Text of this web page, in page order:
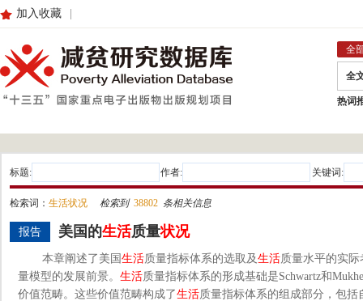
加入收藏
全
全
热词
标题: 作者: 关键词:
检索词： 生活状况 检索到 38802 条相关信息
报告 美国的生活质量状况
本章阐述了美国 生活质量指标体系的选取及生活质量水平的实际
量模型的发展前景。 生活质量指标体系的形成基础是Schwartz和
价值范畴。这些价值范畴构成了生活质量指标体系的组成部分，包